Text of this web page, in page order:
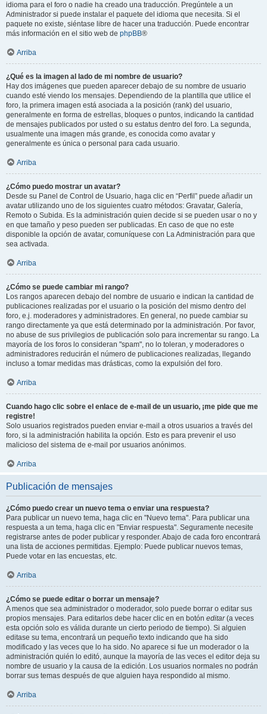
idioma para el foro o nadie ha creado una traducción. Pregúntele a un
Administrador si puede instalar el paquete del idioma que necesita. Si el
paquete no existe, siéntase libre de hacer una traducción. Puede encontrar
más información en el sitio web de phpBB®
Arriba
¿Qué es la imagen al lado de mi nombre de usuario?
Hay dos imágenes que pueden aparecer debajo de su nombre de usuario
cuando esté viendo los mensajes. Dependiendo de la plantilla que utilice el
foro, la primera imagen está asociada a la posición (rank) del usuario,
generalmente en forma de estrellas, bloques o puntos, indicando la cantidad
de mensajes publicados por usted o su estatus dentro del foro. La segunda,
usualmente una imagen más grande, es conocida como avatar y
generalmente es única o personal para cada usuario.
Arriba
¿Cómo puedo mostrar un avatar?
Desde su Panel de Control de Usuario, haga clic en “Perfil” puede añadir un
avatar utilizando uno de los siguientes cuatro métodos: Gravatar, Galería,
Remoto o Subida. Es la administración quien decide si se pueden usar o no y
en que tamaño y peso pueden ser publicadas. En caso de que no este
disponible la opción de avatar, comuníquese con La Administración para que
sea activada.
Arriba
¿Cómo se puede cambiar mi rango?
Los rangos aparecen debajo del nombre de usuario e indican la cantidad de
publicaciones realizadas por el usuario o la posición del mismo dentro del
foro, e.j. moderadores y administradores. En general, no puede cambiar su
rango directamente ya que está determinado por la administración. Por favor,
no abuse de sus privilegios de publicación solo para incrementar su rango. La
mayoría de los foros lo consideran "spam", no lo toleran, y moderadores o
administradores reducirán el número de publicaciones realizadas, llegando
incluso a tomar medidas mas drásticas, como la expulsión del foro.
Arriba
Cuando hago clic sobre el enlace de e-mail de un usuario, ¡me pide que me
registre!
Solo usuarios registrados pueden enviar e-mail a otros usuarios a través del
foro, si la administración habilita la opción. Esto es para prevenir el uso
malicioso del sistema de e-mail por usuarios anónimos.
Arriba
Publicación de mensajes
¿Cómo puedo crear un nuevo tema o enviar una respuesta?
Para publicar un nuevo tema, haga clic en "Nuevo tema". Para publicar una
respuesta a un tema, haga clic en "Enviar respuesta". Seguramente necesite
registrarse antes de poder publicar y responder. Abajo de cada foro encontrará
una lista de acciones permitidas. Ejemplo: Puede publicar nuevos temas,
Puede votar en las encuestas, etc.
Arriba
¿Cómo se puede editar o borrar un mensaje?
A menos que sea administrador o moderador, solo puede borrar o editar sus
propios mensajes. Para editarlos debe hacer clic en en botón editar(a veces
esta opción solo es válida durante un cierto periodo de tiempo). Si alguien
editase su tema, encontrará un pequeño texto indicando que ha sido
modificado y las veces que lo ha sido. No aparece si fue un moderador o la
administración quién lo editó, aunque la mayoría de las veces el editor deja su
nombre de usuario y la causa de la edición. Los usuarios normales no podrán
borrar sus temas después de que alguien haya respondido al mismo.
Arriba